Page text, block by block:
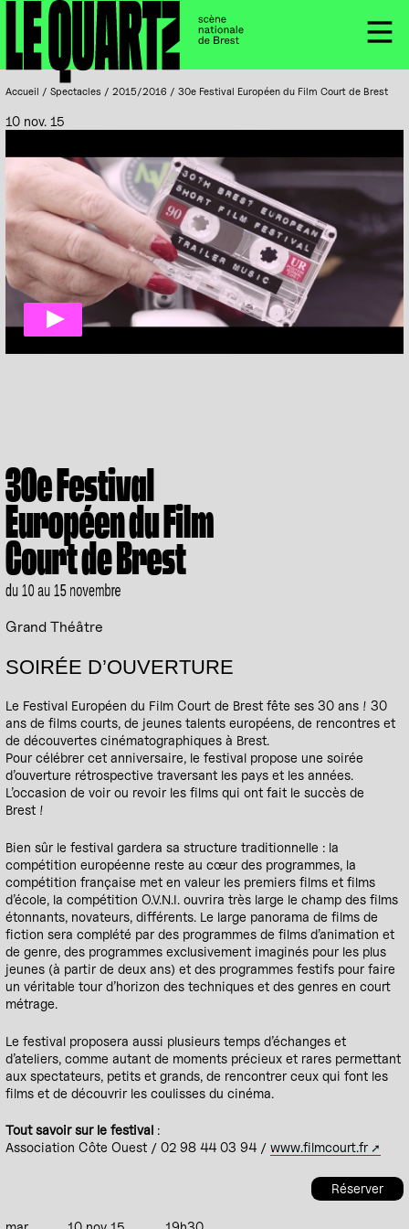
Panneau de gestion des cookies
Accueil
Menu
Accueil / Spectacles / 2015/2016 / 30e Festival Européen du Film Court de Brest
10 nov. 15
30e Festival
Européen du Film
Court de Brest
du 10 au 15 novembre
Grand Théâtre
SOIRÉE D’OUVERTURE
Le Festival Européen du Film Court de Brest fête ses 30 ans ! 30
ans de films courts, de jeunes talents européens, de rencontres et
de découvertes cinématographiques à Brest.
Pour célébrer cet anniversaire, le festival propose une soirée
d’ouverture rétrospective traversant les pays et les années.
L’occasion de voir ou revoir les films qui ont fait le succès de
Brest !
Bien sûr le festival gardera sa structure traditionnelle : la
compétition européenne reste au cœur des programmes, la
compétition française met en valeur les premiers films et films
d’école, la compétition O.V.N.I. ouvrira très large le champ des films
étonnants, novateurs, différents. Le large panorama de films de
fiction sera complété par des programmes de films d’animation et
de genre, des programmes exclusivement imaginés pour les plus
jeunes (à partir de deux ans) et des programmes festifs pour faire
un véritable tour d’horizon des techniques et des genres en court
métrage.
Le festival proposera aussi plusieurs temps d’échanges et
d’ateliers, comme autant de moments précieux et rares permettant
aux spectateurs, petits et grands, de rencontrer ceux qui font les
films et de découvrir les coulisses du cinéma.
Tout savoir sur le festival :
Association Côte Ouest / 02 98 44 03 94 /www.filmcourt.fr
Réserver